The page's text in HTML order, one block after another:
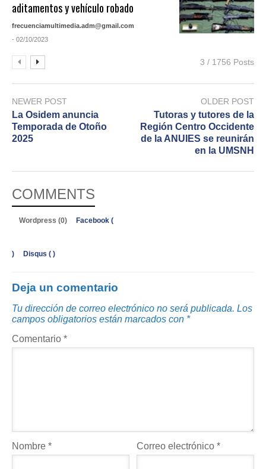
aditamentos y vehículo robado
frecuenciamultimedia.adm@gmail.com
- 02/10/2023
3 / 1756 Posts
NEWER POST
La Osidem anuncia
Temporada de Otoño
2025
OLDER POST
Tutoras y tutores de la
Región Centro Occidente
de la ANUIES se reunirán
en la UMSNH
COMMENTS
Wordpress (0) Facebook (
) Disqus ( )
Deja un comentario
Tu dirección de correo electrónico no será publicada. Los
campos obligatorios están marcados con *
Comentario *
Nombre * Correo electrónico*